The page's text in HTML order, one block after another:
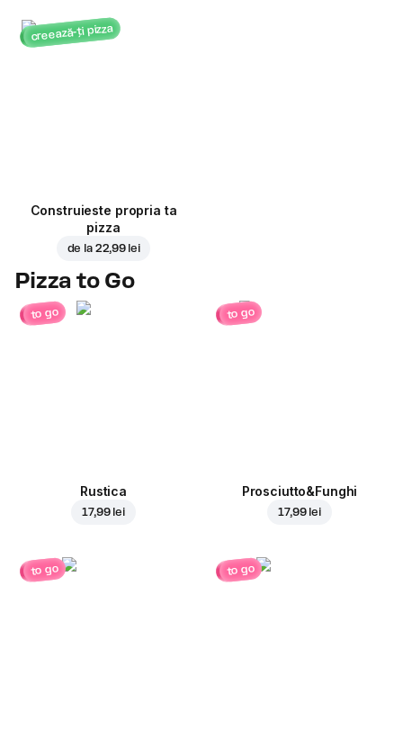
creează-ți pizza
Construieste propria ta
pizza
de la 22,99 lei
Pizza to Go
to go
Rustica
17,99 lei
to go
Prosciutto&Funghi
17,99 lei
to go to go